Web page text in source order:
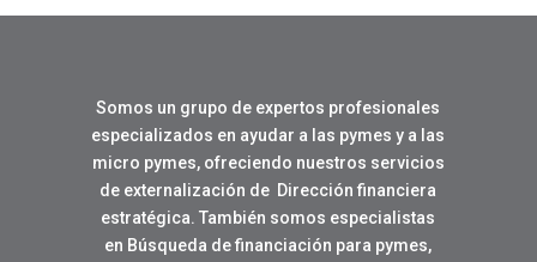
Somos un grupo de expertos profesionales
especializados en ayudar a las pymes y a las
micro pymes, ofreciendo nuestros servicios
de externalización de Dirección financiera
estratégica. También somos especialistas
en Búsqueda de financiación para pymes,